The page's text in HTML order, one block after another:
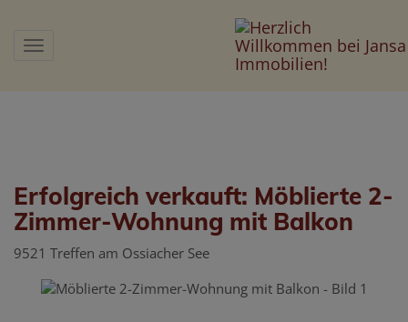
Navigation anzeigen
Erfolgreich verkauft: Möblierte 2-
Zimmer-Wohnung mit Balkon
9521 Treffen am Ossiacher See